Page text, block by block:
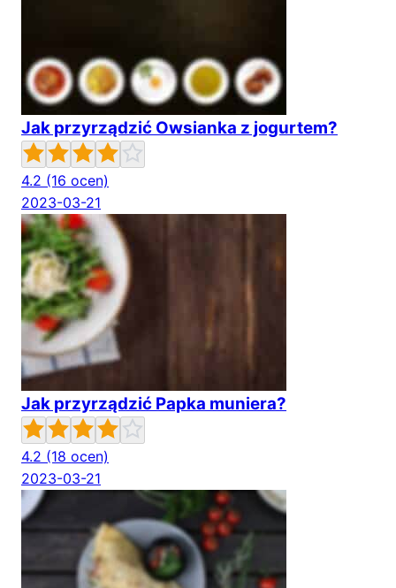
Jak przyrządzić Owsianka z jogurtem?
4.2 (16 ocen)
2023-03-21
Jak przyrządzić Papka muniera?
4.2 (18 ocen)
2023-03-21